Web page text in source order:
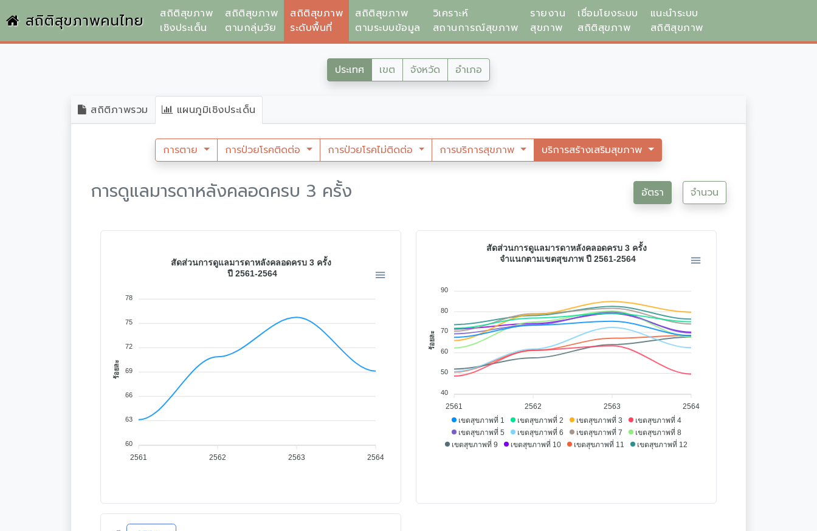
สถิติสุขภาพคนไทย
สถิติสุขภาพ
เชิงประเด็น
สถิติสุขภาพ
ตามกลุ่มวัย
สถิติสุขภาพ
ระดับพื้นที่
สถิติสุขภาพ
ตามระบบข้อมูล
วิเคราะห์
สถานการณ์สุขภาพ
รายงาน
สุขภาพ
เชื่อมโยงระบบ
สถิติสุขภาพ
แนะนำระบบ
สถิติสุขภาพ
ประเทศ เขต จังหวัด อำเภอ
สถิติภาพรวม แผนภูมิเชิงประเด็น
การตาย การป่วยโรคติดต่อ การป่วยโรคไม่ติดต่อ การบริการสุขภาพ บริการสร้างเสริมสุขภาพ
การดูแลมารดาหลังคลอดครบ 3 ครั้ง อัตรา จำนวน